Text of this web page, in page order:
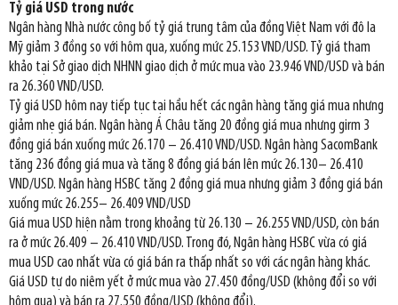
Tỷ giá USD trong nước
Ngân hàng Nhà nước công bố tỷ giá trung tâm của đồng Việt Nam với đô la
Mỹ giảm 3 đồng so với hôm qua, xuống mức 25.153 VND/USD. Tỷ giá tham
khảo tại Sở giao dịch NHNN giao dịch ở mức mua vào 23.946 VND/USD và bán
ra 26.360 VND/USD.
Tỷ giá USD hôm nay tiếp tục tại hầu hết các ngân hàng tăng giá mua nhưng
giảm nhẹ giá bán. Ngân hàng Á Châu tăng 20 đồng giá mua nhưng girm 3
đồng giá bán xuống mức 26.170 – 26.410 VND/USD. Ngân hàng SacomBank
tăng 236 đồng giá mua và tăng 8 đồng giá bán lên mức 26.130– 26.410
VND/USD. Ngân hàng HSBC tăng 2 đồng giá mua nhưng giảm 3 đồng giá bán
xuống mức 26.255– 26.409 VND/USD
Giá mua USD hiện nằm trong khoảng từ 26.130 – 26.255 VND/USD, còn bán
ra ở mức 26.409 – 26.410 VND/USD. Trong đó, Ngân hàng HSBC vừa có giá
mua USD cao nhất vừa có giá bán ra thấp nhất so với các ngân hàng khác.
Giá USD tự do niêm yết ở mức mua vào 27.450 đồng/USD (không đổi so với
hôm qua) và bán ra 27.550 đồng/USD (không đổi).